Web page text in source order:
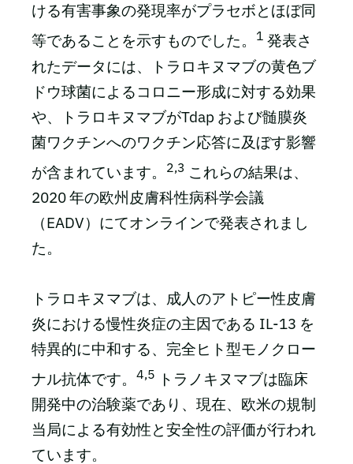
ける有害事象の発現率がプラセボとほぼ同
等であることを示すものでした。
1 発表さ
れたデータには、トラロキヌマブの黄色ブ
ドウ球菌によるコロニー形成に対する効果
や、トラロキヌマブがTdap および髄膜炎
菌ワクチンへのワクチン応答に及ぼす影響
が含まれています。
2,3 これらの結果は、
2020 年の欧州皮膚科性病科学会議
（EADV）にてオンラインで発表されまし
た。
トラロキヌマブは、成人のアトピー性皮膚
炎における慢性炎症の主因である IL-13 を
特異的に中和する、完全ヒト型モノクロー
ナル抗体です。 4,5 トラノキヌマブは臨床
開発中の治験薬であり、現在、欧米の規制
当局による有効性と安全性の評価が行われ
ています。